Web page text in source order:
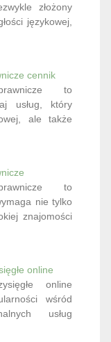
złożony
językowej,
cennik
to
usług, który
ale także
to
nie tylko
znajomości
online
online
wśród
usług